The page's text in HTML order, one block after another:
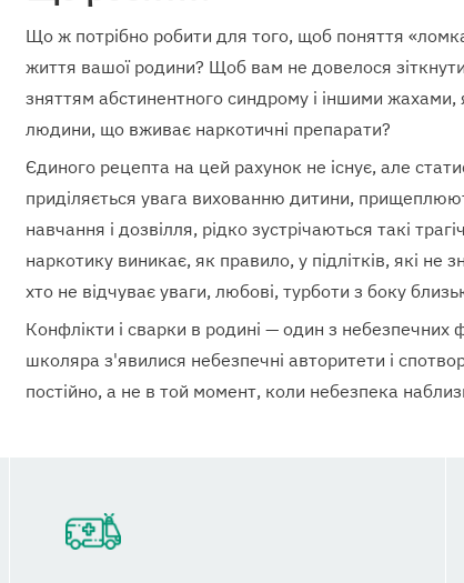
Що ж потрібно робити для того, щоб поняття
життя вашої родини? Щоб вам не довелося
зняттям абстинентного синдрому і іншими жахами,
людини, що вживає наркотичні препарати?
Єдиного рецепта на цей рахунок не існує, але
приділяється увага вихованню дитини,
навчання і дозвілля, рідко зустрічаються такі
наркотику виникає, як правило, у підлітків, які не
хто не відчуває уваги, любові, турботи з боку
Конфлікти і сварки в родині — один з небезпечних
школяра з'явилися небезпечні авторитети і
постійно, а не в той момент, коли небезпека